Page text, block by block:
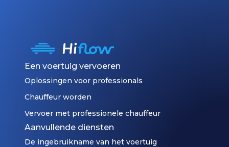
Een voertuig vervoeren
Oplossingen voor professionals
Chauffeur worden
Vervoer met professionele chauffeur
Aanvullende diensten
De ingebruikname van het voertuig